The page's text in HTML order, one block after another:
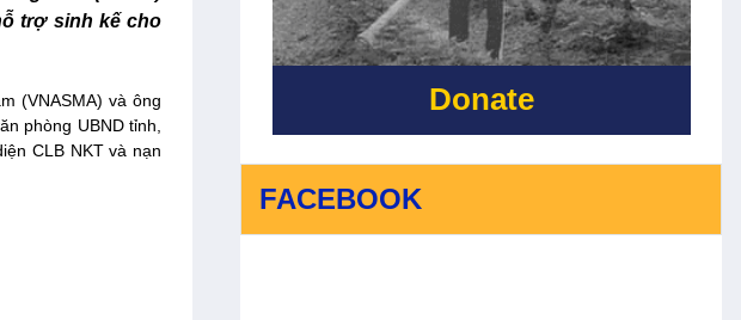
trợ sinh kế cho
(VNASMA) và ông
phòng UBND tỉnh,
CLB NKT và nạn
Donate
FACEBOOK